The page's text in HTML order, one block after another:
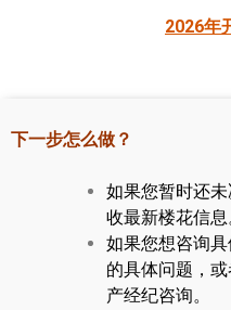
楼花地图
楼花转让专区
多伦多市中心楼花项目
2026年
下一步怎么做？
如果您暂时还
收最新楼花信息
如果您想咨询
的具体问题，
产经纪咨询。